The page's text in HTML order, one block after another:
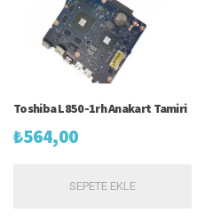
Toshiba L850-1rh Anakart Tamiri
₺564,00
SEPETE EKLE